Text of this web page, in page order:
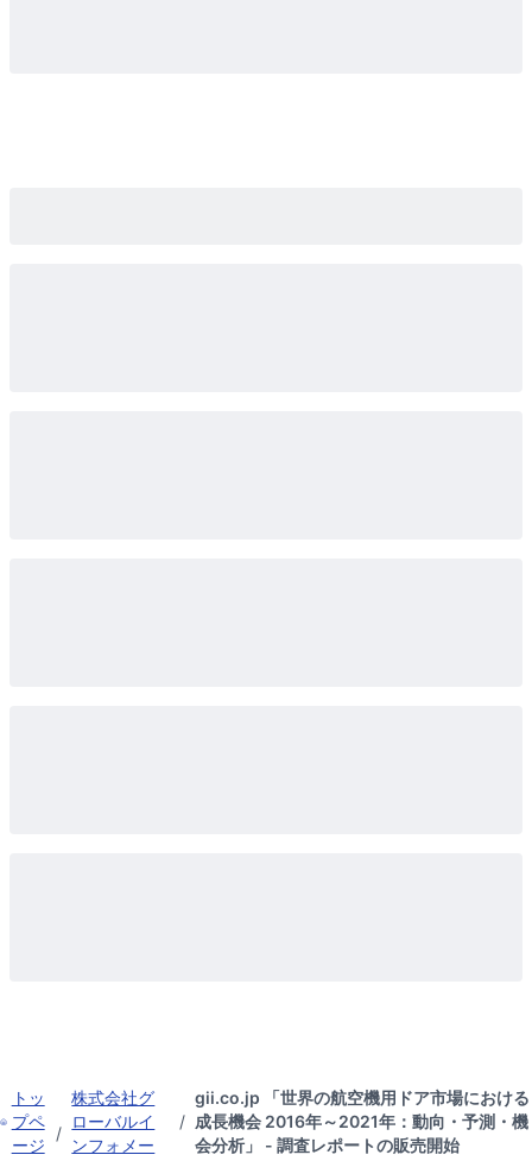
トッ
プペ
ージ
/
株式会社グ
ローバルイ
ンフォメー
/
gii.co.jp 「世界の航空機用ドア市場における
成長機会 2016年～2021年：動向・予測・機
会分析」 - 調査レポートの販売開始